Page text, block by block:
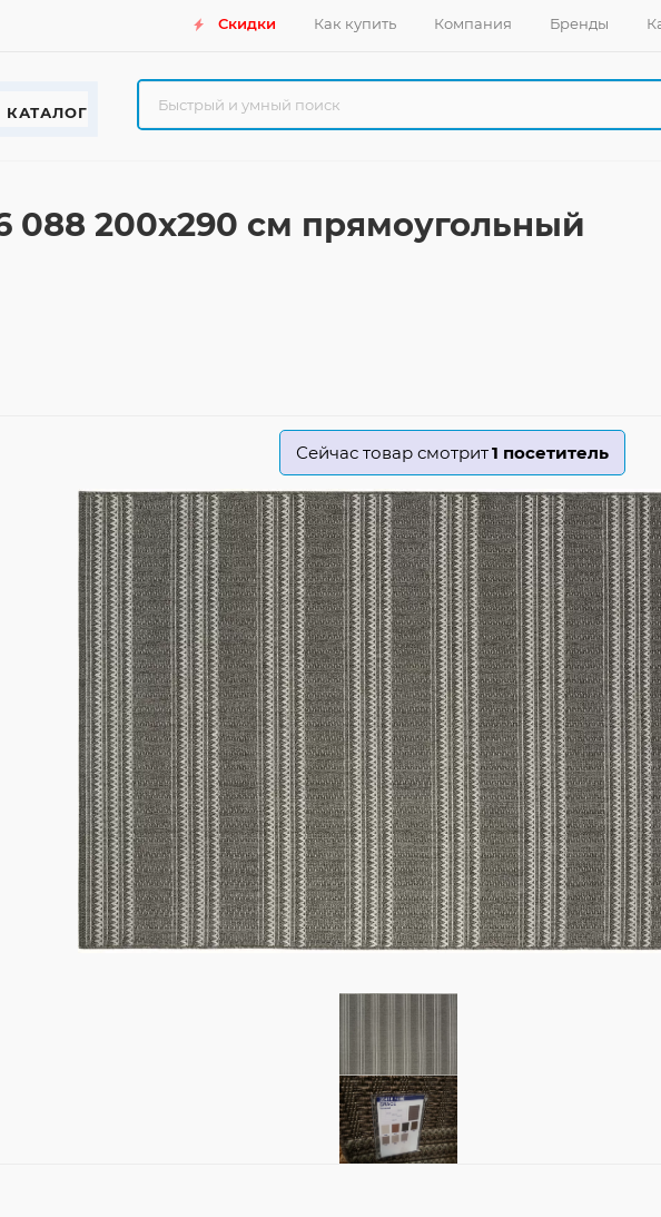
Скидки Как купить Компания Бренды
КАТАЛОГ
088 200x290 см прямоугольный
Сейчас товар смотрит1 посетитель